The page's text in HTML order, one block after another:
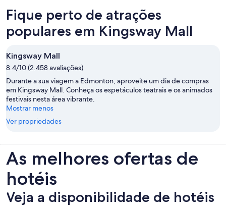
Fique perto de atrações
populares em Kingsway Mall
Kingsway Mall
8.4/10 (2.458 avaliações)
Durante a sua viagem a Edmonton, aproveite um dia de compras
em Kingsway Mall. Conheça os espetáculos teatrais e os animados
festivais nesta área vibrante.
Mostrar menos
Ver propriedades
As melhores ofertas de
hotéis
Veja a disponibilidade de hotéis